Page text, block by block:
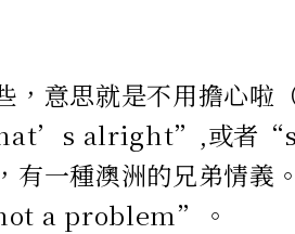
，意思就是不用擔心
alright”,或者
有一種澳洲的兄弟情義
a problem”。